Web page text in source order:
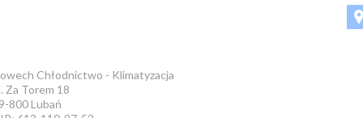
Chłodnictwo - Klimatyzacja
Za Torem 18
800 Lubań